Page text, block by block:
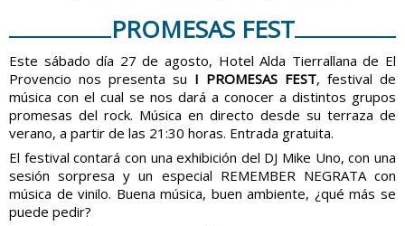
PROMESAS FEST
Este sábado día 27 de agosto, Hotel Alda Tierrallana de El
Provencio nos presenta su I PROMESAS FEST, festival de
música con el cual se nos dará a conocer a distintos grupos
promesas del rock. Música en directo desde su terraza de
verano, a partir de las 21:30 horas. Entrada gratuita.
El festival contará con una exhibición del DJ Mike Uno, con una
sesión sorpresa y un especial REMEMBER NEGRATA con
música de vinilo. Buena música, buen ambiente, ¿qué más se
puede pedir?